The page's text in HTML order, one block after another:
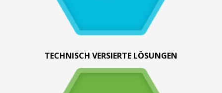
TECHNISCH VERSIERTE LÖSUNGEN